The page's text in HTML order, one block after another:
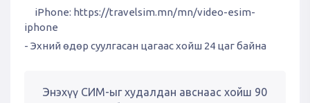
iPhone: https://travelsim.mn/mn/video-esim-
iphone
- Эхний өдөр суулгасан цагаас хойш 24 цаг байна
Энэхүү СИМ-ыг худалдан авснаас хойш 90